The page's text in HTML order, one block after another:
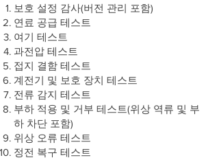
보호 설정 감사(버전 관리 포함)
연료 공급 테스트
여기 테스트
과전압 테스트
접지 결함 테스트
계전기 및 보호 장치 테스트
전류 감지 테스트
부하 적용 및 거부 테스트(위상 역류 및 부
하 차단 포함)
위상 오류 테스트
정전 복구 테스트